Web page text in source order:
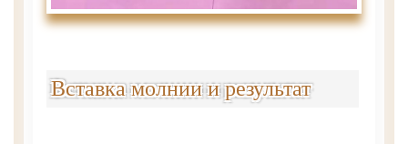
Вставка молнии и результат